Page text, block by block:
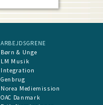
ARBEJDSGRENE
Børn & Unge
LM Musik
Integration
Genbrug
Norea Mediemission
OAC Danmark